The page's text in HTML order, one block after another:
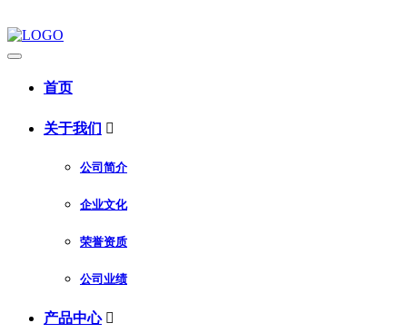
首页
关于我们 
公司简介
企业文化
荣誉资质
公司业绩
产品中心 